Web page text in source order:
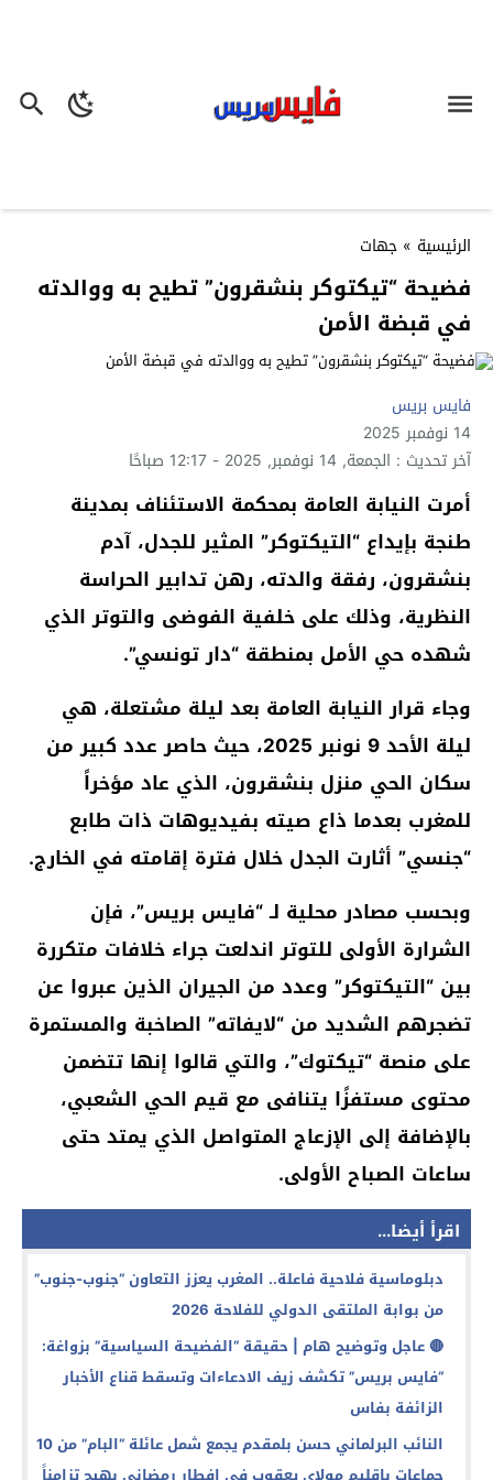
الرئيسية » جهات
فضيحة “تيكتوكر بنشقرون” تطيح به ووالدته
في قبضة الأمن
فايس بريس
14 نوفمبر 2025
آخر تحديث : الجمعة, 14 نوفمبر, 2025 - 12:17 صباحًا
أمرت النيابة العامة بمحكمة الاستئناف بمدينة
طنجة بإيداع “التيكتوكر” المثير للجدل، آدم
بنشقرون، رفقة والدته، رهن تدابير الحراسة
النظرية، وذلك على خلفية الفوضى والتوتر الذي
شهده حي الأمل بمنطقة “دار تونسي”.
وجاء قرار النيابة العامة بعد ليلة مشتعلة، هي
ليلة الأحد 9 نونبر 2025، حيث حاصر عدد كبير من
سكان الحي منزل بنشقرون، الذي عاد مؤخراً
للمغرب بعدما ذاع صيته بفيديوهات ذات طابع
“جنسي” أثارت الجدل خلال فترة إقامته في الخارج.
وبحسب مصادر محلية لـ “فايس بريس”، فإن
الشرارة الأولى للتوتر اندلعت جراء خلافات متكررة
بين “التيكتوكر” وعدد من الجيران الذين عبروا عن
تضجرهم الشديد من “لايفاته” الصاخبة والمستمرة
على منصة “تيكتوك”، والتي قالوا إنها تتضمن
محتوى مستفزًا يتنافى مع قيم الحي الشعبي،
بالإضافة إلى الإزعاج المتواصل الذي يمتد حتى
ساعات الصباح الأولى.
اقرأ أيضا...
دبلوماسية فلاحية فاعلة.. المغرب يعزز التعاون “جنوب-جنوب”
من بوابة الملتقى الدولي للفلاحة 2026
​🔴 عاجل وتوضيح هام | حقيقة “الفضيحة السياسية” بزواغة:
“فايس بريس” تكشف زيف الادعاءات وتسقط قناع الأخبار
الزائفة بفاس
النائب البرلماني حسن بلمقدم يجمع شمل عائلة “البام” من 10